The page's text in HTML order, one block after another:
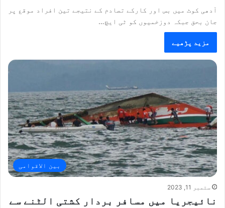
آدھی کوٹ میں بس اور کارکے تصادم کے نتیجے تین افراد موقع پر
جان بحق جبکہ دوزخمیوں کو ٹی ایچ…
مزید پڑھیے
بین الاقوامی
ستمبر 11, 2023
نائیجریا میں مسافر بردار کشتی الٹنے سے